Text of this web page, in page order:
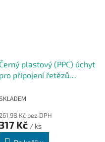
Černý plastový (PPC) úchyt
pro připojení řetězů
261,98 Kč bez DPH
317 Kč / ks